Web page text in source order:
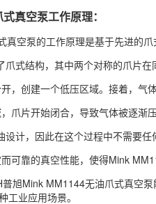
真空泵工作原理：
空泵的工作原理是基于先进的
式结构，其中两个对称的爪片
，创建一个低压区域。接着，气
爪片开始闭合，导致气体被逐渐
计，因此在这个过程中不需要
可靠的真空性能，使得Mink
旭Mink MM1144无油爪式真空
业应用场景。